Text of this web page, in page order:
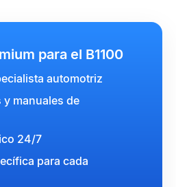
para el B1100
automotriz
manuales de
24/7
para cada